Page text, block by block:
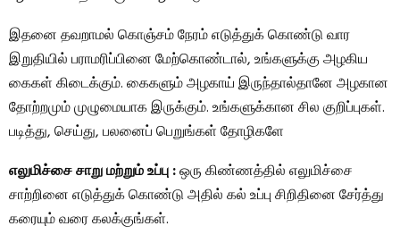
இதனை தவறாமல் கொஞ்சம் நேரம் எடுத்துக் கொண்டு வார
இறுதியில் பராமரிப்பினை மேற்கொண்டால், உங்களுக்கு அழகிய
கைகள் கிடைக்கும். கைகளும் அழகாய் இருந்தால்தானே அழகான
தோற்றமும் முழுமையாக இருக்கும். உங்களுக்கான சில குறிப்புகள்.
படித்து, செய்து, பலனைப் பெறுங்கள் தோழிகளே
எலுமிச்சை சாறு மற்றும் உப்பு :ஒரு கிண்ணத்தில் எலுமிச்சை
சாற்றினை எடுத்துக் கொண்டு அதில் கல் உப்பு சிறிதினை சேர்த்து
கரையும் வரை கலக்குங்கள்.